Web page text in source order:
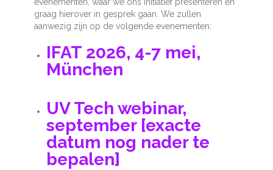
graag hierover in gesprek gaan. We zullen
aanwezig zijn op de volgende evenementen:
IFAT 2026, 4-7 mei,
München
UV Tech webinar,
september [exacte
datum nog nader te
bepalen]